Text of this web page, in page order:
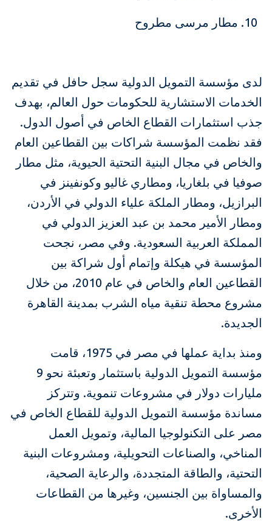
مطار مرسى مطروح
لدى مؤسسة التمويل الدولية سجل حافل في تقديم
الخدمات الاستشارية للحكومات حول العالم، بهدف
جذب استثمارات القطاع الخاص في أصول الدول.
فقد نظمت المؤسسة شراكات بين القطاعين العام
والخاص في مجال البنية التحتية الحيوية، مثل مطار
صوفيا في بلغاريا، ومطاري غاليو وكونفينز في
البرازيل، ومطار الملكة علياء الدولي في الأردن،
ومطار الأمير محمد بن عبد العزيز الدولي في
المملكة العربية السعودية. وفي مصر، نجحت
المؤسسة في هيكلة وإتمام أول شراكة بين
القطاعين العام والخاص في عام 2010، من خلال
مشروع محطة تنقية مياه الشرب بمدينة القاهرة
الجديدة.
ومنذ بداية عملها في مصر في 1975، قامت
مؤسسة التمويل الدولية باستثمار وتعبئة نحو 9
مليارات دولار في مشروعات تنموية. وتتركز
مساندة مؤسسة التمويل الدولية للقطاع الخاص في
مصر على التكنولوجيا المالية، وتمويل العمل
المناخي، والصناعات التحويلية، ومشروعات البنية
التحتية، والطاقة المتجددة، والرعاية الصحية،
والمساواة بين الجنسين، وغيرها من القطاعات
الأخرى.